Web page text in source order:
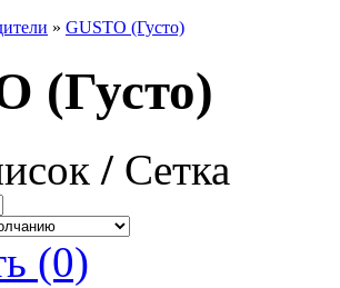
» GUSTO (Густо)
(Густо)
/ Сетка
(0)